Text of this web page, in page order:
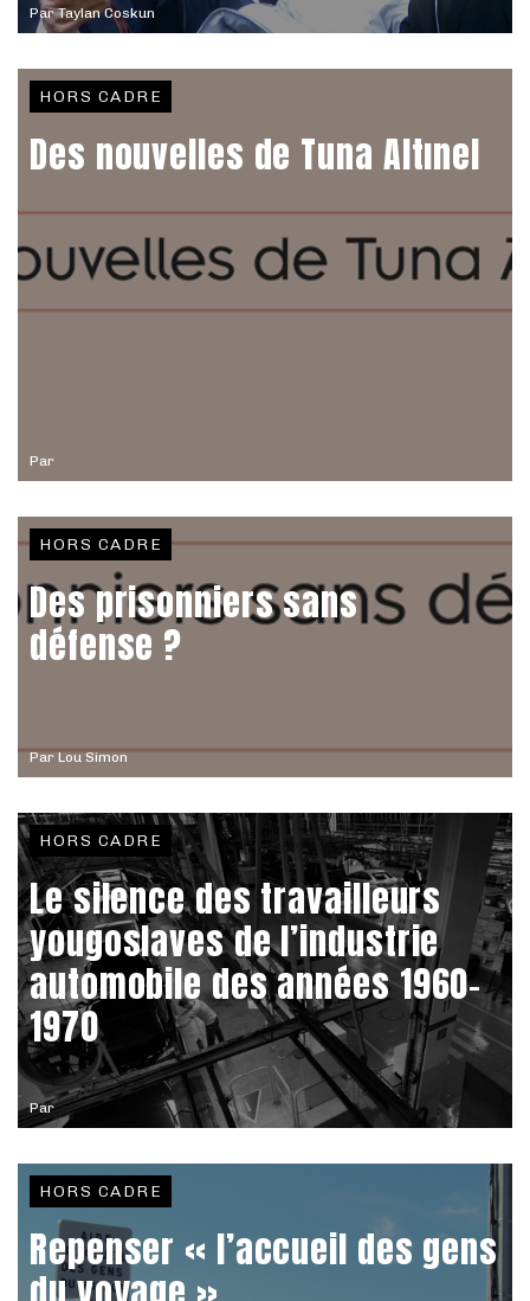
ParTaylan Coskun
Par
HORS CADRE
Des nouvelles de Tuna Altınel
Par Lou Simon
HORS CADRE
Des prisonniers sans
défense ?
Par
HORS CADRE
Le silence des travailleurs
yougoslaves de l’industrie
automobile des années 1960-
1970
HORS CADRE
Repenser « l’accueil des gens